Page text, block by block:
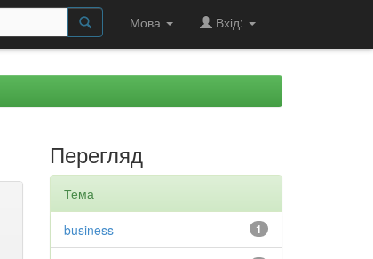
Мова Вхід:
Перегляд
Тема
1
business